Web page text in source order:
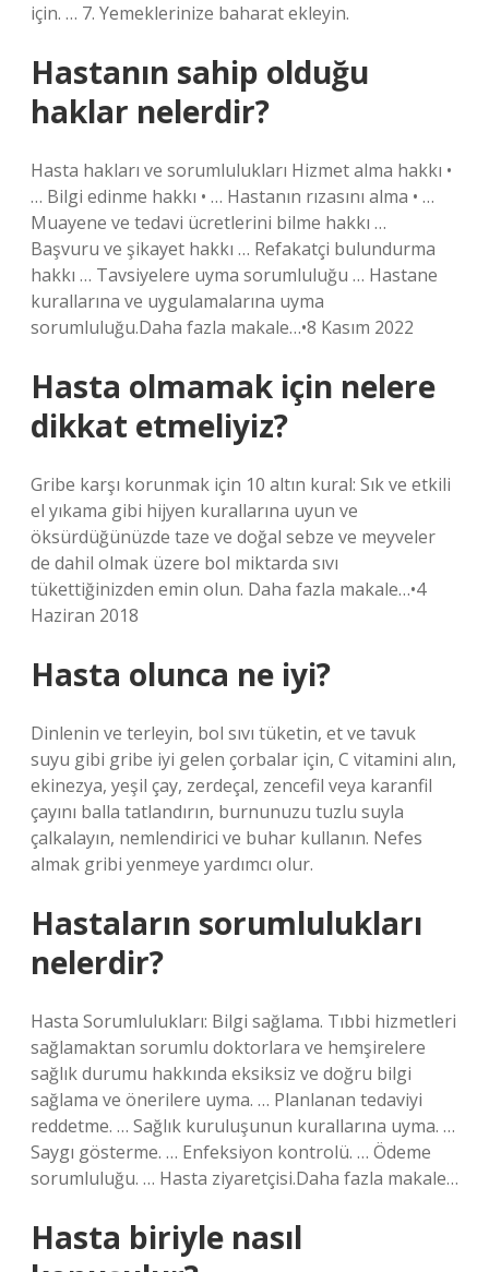
için. … 7. Yemeklerinize baharat ekleyin.
Hastanın sahip olduğu
haklar nelerdir?
Hasta hakları ve sorumlulukları Hizmet alma hakkı •
… Bilgi edinme hakkı • … Hastanın rızasını alma • …
Muayene ve tedavi ücretlerini bilme hakkı …
Başvuru ve şikayet hakkı … Refakatçi bulundurma
hakkı … Tavsiyelere uyma sorumluluğu … Hastane
kurallarına ve uygulamalarına uyma
sorumluluğu.Daha fazla makale…•8 Kasım 2022
Hasta olmamak için nelere
dikkat etmeliyiz?
Gribe karşı korunmak için 10 altın kural: Sık ve etkili
el yıkama gibi hijyen kurallarına uyun ve
öksürdüğünüzde taze ve doğal sebze ve meyveler
de dahil olmak üzere bol miktarda sıvı
tükettiğinizden emin olun. Daha fazla makale…•4
Haziran 2018
Hasta olunca ne iyi?
Dinlenin ve terleyin, bol sıvı tüketin, et ve tavuk
suyu gibi gribe iyi gelen çorbalar için, C vitamini alın,
ekinezya, yeşil çay, zerdeçal, zencefil veya karanfil
çayını balla tatlandırın, burnunuzu tuzlu suyla
çalkalayın, nemlendirici ve buhar kullanın. Nefes
almak gribi yenmeye yardımcı olur.
Hastaların sorumlulukları
nelerdir?
Hasta Sorumlulukları: Bilgi sağlama. Tıbbi hizmetleri
sağlamaktan sorumlu doktorlara ve hemşirelere
sağlık durumu hakkında eksiksiz ve doğru bilgi
sağlama ve önerilere uyma. … Planlanan tedaviyi
reddetme. … Sağlık kuruluşunun kurallarına uyma. …
Saygı gösterme. … Enfeksiyon kontrolü. … Ödeme
sorumluluğu. … Hasta ziyaretçisi.Daha fazla makale…
Hasta biriyle nasıl